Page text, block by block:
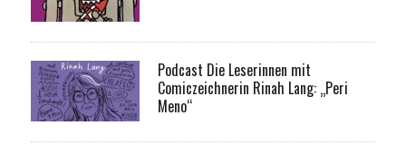
Podcast Die Leserinnen mit
Comiczeichnerin Rinah Lang: „Peri
Meno“